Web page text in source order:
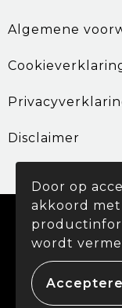
Algemene
Disclaimer
©
Door op
akkoord
wordt